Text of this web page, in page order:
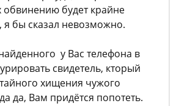
обвинению будет крайне
бы сказал невозможно.
у Вас телефона в
свидетель, кторый
хищения чужого
да, Вам придётся попотеть.